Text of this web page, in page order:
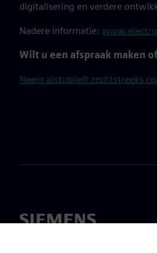
digitalisering en verdere
Nadere informatie:
Wilt u een afspraak maken
Neem alstublieft rechtstreeks